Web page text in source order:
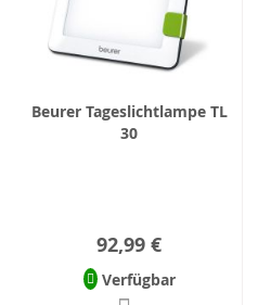
Beurer Tageslichtlampe TL
30
92,99 €
Verfügbar